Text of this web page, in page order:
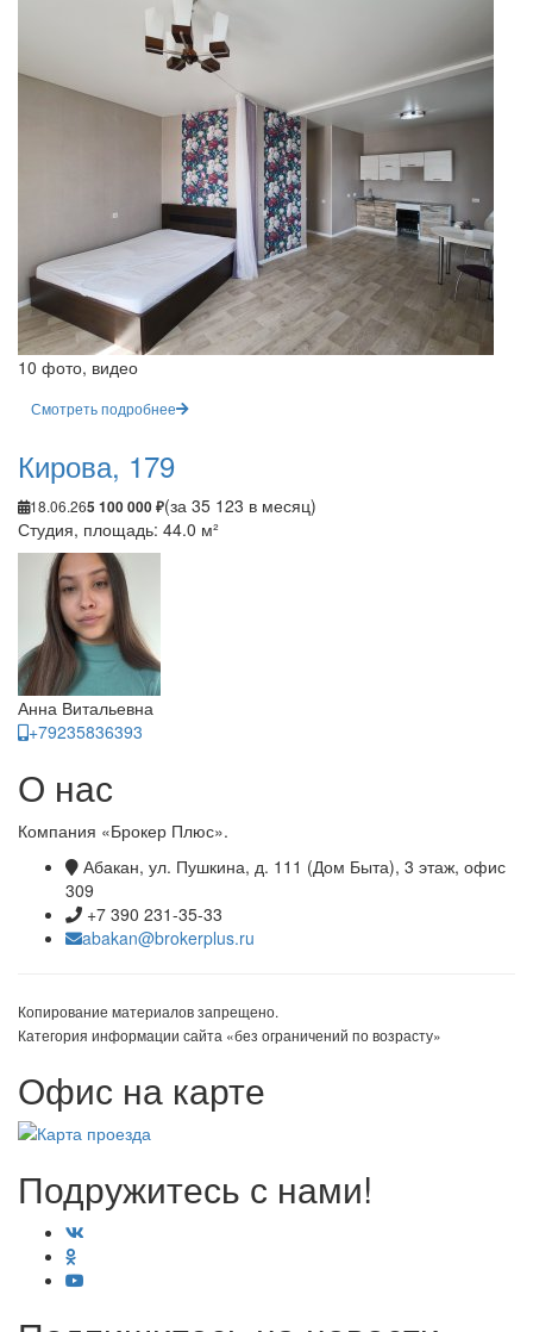
10 фото, видео
Смотреть подробнее
Кирова, 179
18.06.265 100 000 ₽(за 35 123 в месяц)
Студия, площадь: 44.0 м²
Анна Витальевна
+79235836393
О нас
Компания «Брокер Плюс».
Абакан, ул. Пушкина, д. 111 (Дом Быта), 3 этаж, офис
309
+7 390 231-35-33
abakan@brokerplus.ru
Копирование материалов запрещено.
Категория информации сайта «без ограничений по возрасту»
Офис на карте
Подружитесь с нами!